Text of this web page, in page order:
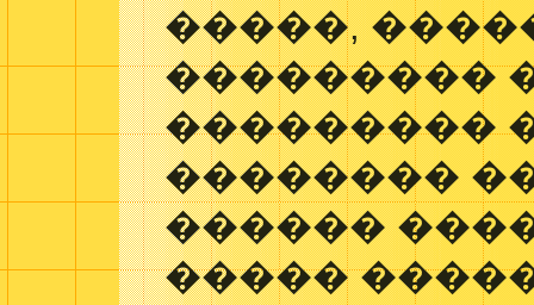
�����,
���������
���������
��������
������
�����